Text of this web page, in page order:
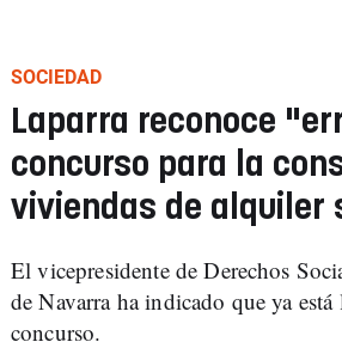
SOCIEDAD
Laparra reconoce
concurso para la
viviendas de alquiler
El vicepresidente de Derechos
de Navarra ha indicado que ya
concurso.